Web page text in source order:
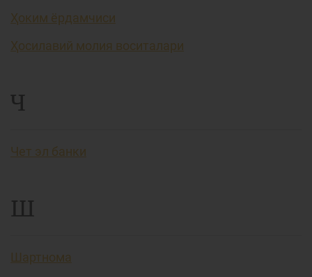
Ҳоким ёрдамчиси
Ҳосилавий молия воситалари
Ч
Чет эл банки
Ш
Шартнома